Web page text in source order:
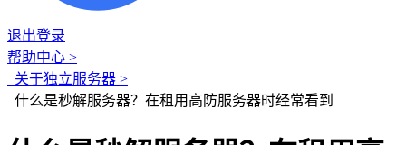
退出登录
帮助中心 >
关于独立服务器 >
什么是秒解服务器？在租用高防服务器时经常看到